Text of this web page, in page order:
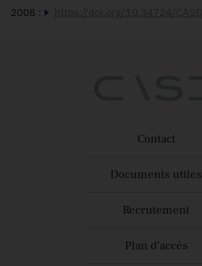
2008 :
Contact
Documents utiles
Recrutement
Plan d’accès